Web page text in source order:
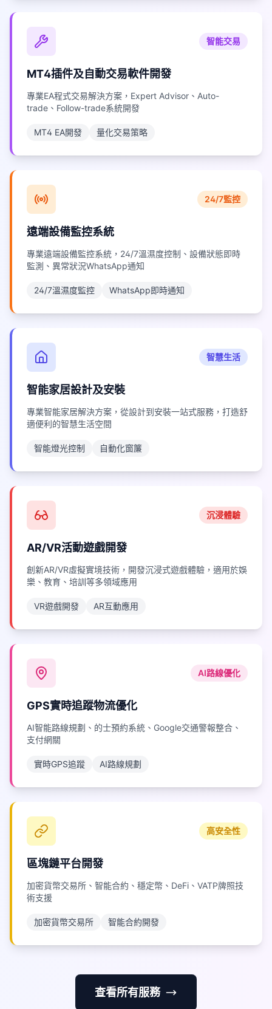
智能交易
MT4插件及自動交易軟件開發
專業EA程式交易解決方案，Expert Advisor、Auto-
trade、Follow-trade系統開發
MT4 EA開發 量化交易策略
24/7監控
遠端設備監控系統
專業遠端設備監控系統，24/7溫濕度控制、設備狀態即時
監測、異常狀況WhatsApp通知
24/7溫濕度監控 WhatsApp即時通知
智慧生活
智能家居設計及安裝
專業智能家居解決方案，從設計到安裝一站式服務，打造舒
適便利的智慧生活空間
智能燈光控制 自動化窗簾
沉浸體驗
AR/VR活動遊戲開發
創新AR/VR虛擬實境技術，開發沉浸式遊戲體驗，適用於娛
樂、教育、培訓等多領域應用
VR遊戲開發 AR互動應用
AI路線優化
GPS實時追蹤物流優化
AI智能路線規劃、的士預約系統、Google交通警報整合、
支付網關
實時GPS追蹤 AI路線規劃
高安全性
區塊鏈平台開發
加密貨幣交易所、智能合約、穩定幣、DeFi、VATP牌照技
術支援
加密貨幣交易所 智能合約開發
查看所有服務